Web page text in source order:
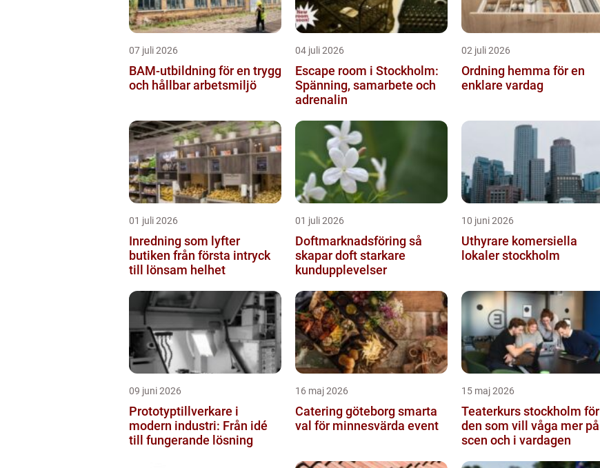
07 juli 2026
BAM-utbildning för en trygg
och hållbar arbetsmiljö
04 juli 2026
Escape room i Stockholm:
Spänning, samarbete och
adrenalin
02 juli 2026
Ordning hemma för en
enklare vardag
01 juli 2026
Inredning som lyfter
butiken från första intryck
till lönsam helhet
01 juli 2026
Doftmarknadsföring så
skapar doft starkare
kundupplevelser
10 juni 2026
Uthyrare komersiella
lokaler stockholm
09 juni 2026
Prototyptillverkare i
modern industri: Från idé
till fungerande lösning
16 maj 2026
Catering göteborg smarta
val för minnesvärda event
15 maj 2026
Teaterkurs stockholm för
den som vill våga mer på
scen och i vardagen